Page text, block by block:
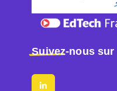
Suivez-nous sur